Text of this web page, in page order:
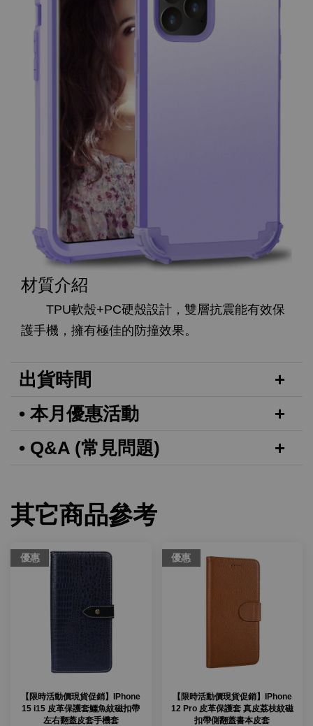
材質介紹
TPU軟殼+PC硬殼設計，雙層抗震能有效保
護手機，擁有極佳的防撞效果。
出貨時間
• 本月優惠活動
• Q&A (常見問題)
其它商品參考
優惠
【限時活動價現貨促銷】IPhone
15 i15 皮革保護套鱷魚紋磁扣帶
左右翻蓋皮套手機套
優惠
【限時活動價現貨促銷】IPhone
12 Pro 皮革保護套 真皮荔枝紋磁
扣帶側翻蓋書本皮套